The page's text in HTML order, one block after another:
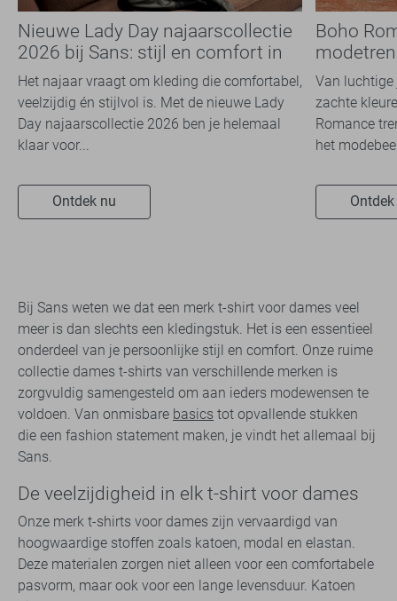
Nieuwe Lady Day najaarscollectie
2026 bij Sans: stijl en comfort in
travelkwaliteit
Het najaar vraagt om kleding die comfortabel,
veelzijdig én stijlvol is. Met de nieuwe Lady
Day najaarscollectie 2026 ben je helemaal
klaar voor...
Ontdek nu
Boho
overal
Van luchtige
zachte
Romance
het
Bij Sans weten we dat een merk t-shirt voor dames veel
meer is dan slechts een kledingstuk. Het is een essentieel
onderdeel van je persoonlijke stijl en comfort. Onze ruime
collectie dames t-shirts van verschillende merken is
zorgvuldig samengesteld om aan ieders modewensen te
voldoen. Van onmisbare basics tot opvallende stukken
die een fashion statement maken, je vindt het allemaal bij
Sans.
De veelzijdigheid in elk t-shirt voor dames
Onze merk t-shirts voor dames zijn vervaardigd van
hoogwaardige stoffen zoals katoen, modal en elastan.
Deze materialen zorgen niet alleen voor een comfortabele
pasvorm, maar ook voor een lange levensduur. Katoen